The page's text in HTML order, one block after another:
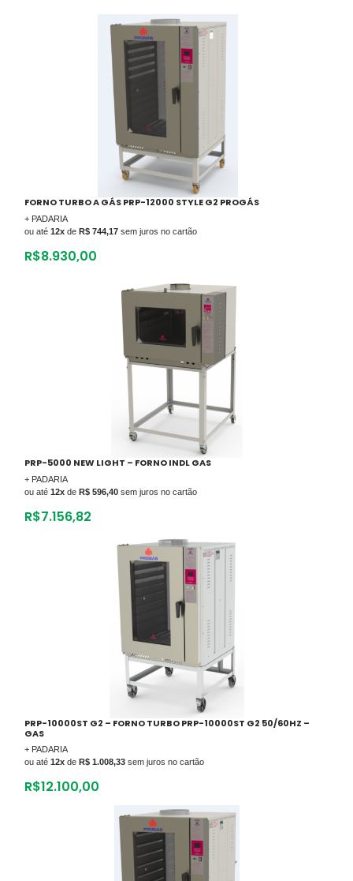
FORNO TURBO A GÁS PRP-12000 STYLE G2 PROGÁS
+ PADARIA
ou até 12x de R$ 744,17 sem juros no cartão
R$8.930,00
PRP-5000 NEW LIGHT – FORNO INDL GAS
+ PADARIA
ou até 12x de R$ 596,40 sem juros no cartão
R$7.156,82
PRP-10000ST G2 – FORNO TURBO PRP-10000ST G2 50/60HZ –
GAS
+ PADARIA
ou até 12x de R$ 1.008,33 sem juros no cartão
R$12.100,00